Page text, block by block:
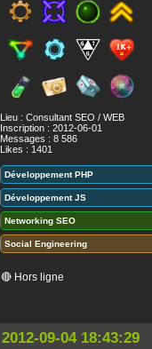
Lieu : Consultant SEO / WEB
Inscription : 2012-06-01
Messages : 8 586
Likes : 1401
Développement PHP
Développement JS
Networking SEO
Social Engineering
🔴 Hors ligne
2012-09-04 18:43:29